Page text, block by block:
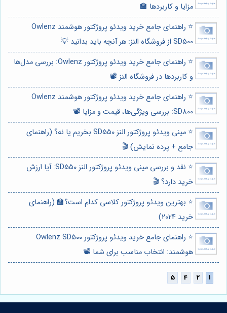
مزایا و کاربردها 🏫
⭐️ راهنمای جامع خرید ویدئو پروژکتور هوشمند Owlenz
SD500 از فروشگاه النز: هر آنچه باید بدانید 💡
⭐️ راهنمای جامع خرید ویدئو پروژکتور Owlenz: بررسی مدل‌ها
و کاربردها در فروشگاه النز 📽️
⭐️ راهنمای جامع خرید ویدئو پروژکتور هوشمند Owlenz
SD800: بررسی ویژگی‌ها، قیمت و مزایا 📽️
⭐️ مینی ویدئو پروژکتور النز SD550 بخریم یا نه؟ (راهنمای
جامع + پرده نمایش) 🎬
⭐️ نقد و بررسی مینی ویدئو پروژکتور النز SD550: آیا ارزش
خرید دارد؟ 🎬
⭐️ بهترین ویدئو پروژکتور کلاسی کدام است؟🏫 (راهنمای
خرید 2024)
⭐️ راهنمای جامع خرید ویدئو پروژکتور Owlenz SD500
هوشمند: انتخاب مناسب برای شما 📽️